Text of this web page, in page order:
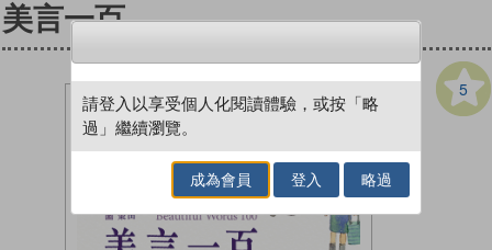
美言一百
5
請登入以享受個人化閱讀體驗，或按「略
過」繼續瀏覽。
成為會員 登入 略過